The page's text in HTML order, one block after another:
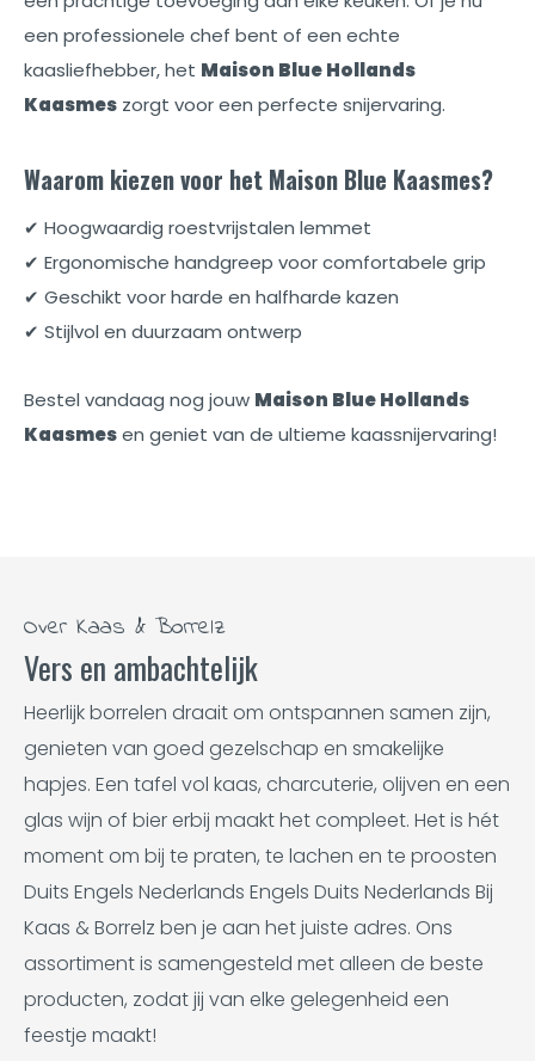
een professionele chef bent of een echte
kaasliefhebber, het Maison Blue Hollands
Kaasmes zorgt voor een perfecte snijervaring.
Waarom kiezen voor het Maison Blue Kaasmes?
✔ Hoogwaardig roestvrijstalen lemmet
✔ Ergonomische handgreep voor comfortabele grip
✔ Geschikt voor harde en halfharde kazen
✔ Stijlvol en duurzaam ontwerp
Bestel vandaag nog jouw Maison Blue Hollands
Kaasmesen geniet van de ultieme kaassnijervaring!
Over Kaas & Borrelz
Vers en ambachtelijk
Heerlijk borrelen draait om ontspannen samen zijn,
genieten van goed gezelschap en smakelijke
hapjes. Een tafel vol kaas, charcuterie, olijven en een
glas wijn of bier erbij maakt het compleet. Het is hét
moment om bij te praten, te lachen en te proosten
Duits Engels Nederlands Engels Duits Nederlands Bij
Kaas & Borrelz ben je aan het juiste adres. Ons
assortiment is samengesteld met alleen de beste
producten, zodat jij van elke gelegenheid een
feestje maakt!